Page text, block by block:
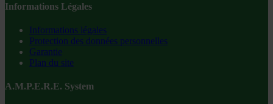
Informations Légales
Informations légales
Protection des données personnelles
Garantie
Plan du site
A.M.P.E.R.E. System